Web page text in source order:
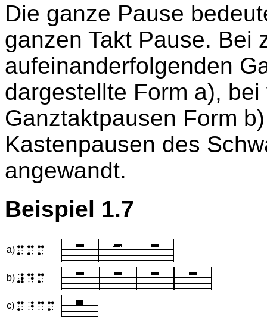
Die ganze Pause
ganzen Takt Pause. Bei
aufeinanderfolgenden
dargestellte Form a),
Ganztaktpausen Form
Kastenpausen des
angewandt.
Beispiel 1.7
a) MMM
b) #DM
c) M>CM